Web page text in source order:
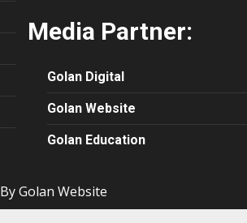
Media Partner:
Golan Digital
Golan Website
Golan Education
By Golan Website